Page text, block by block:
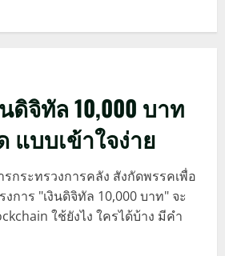
ดิจิทัล 10,000 บาท
แบบเข้าใจง่าย
กระทรวงการคลัง สังกัดพรรคเพื่อ
งการ "เงินดิจิทัล 10,000 บาท" จะ
ใช้ยังไง ใครได้บ้าง มีคำ